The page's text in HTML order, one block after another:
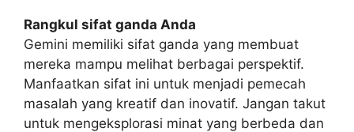
Rangkul sifat ganda Anda
Gemini memiliki sifat ganda yang membuat
mereka mampu melihat berbagai perspektif.
Manfaatkan sifat ini untuk menjadi pemecah
masalah yang kreatif dan inovatif. Jangan takut
untuk mengeksplorasi minat yang berbeda dan